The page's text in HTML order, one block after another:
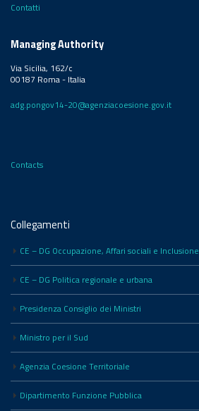
Contatti
Managing Authority
Via Sicilia, 162/c
00187 Roma - Italia
adg.pongov14-20@agenziacoesione.gov.it
Contacts
Collegamenti
CE – DG Occupazione, Affari sociali e Inclusione
CE – DG Politica regionale e urbana
Presidenza Consiglio dei Ministri
Ministro per il Sud
Agenzia Coesione Territoriale
Dipartimento Funzione Pubblica